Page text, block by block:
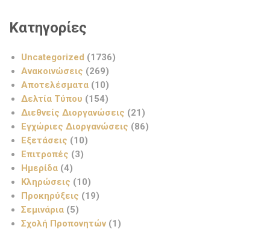
Κατηγορίες
Uncategorized (1736)
Ανακοινώσεις (269)
Αποτελέσματα (10)
Δελτία Τύπου (154)
Διεθνείς Διοργανώσεις (21)
Εγχώριες Διοργανώσεις (86)
Εξετάσεις (10)
Επιτροπές (3)
Ημερίδα (4)
Κληρώσεις (10)
Προκηρύξεις (19)
Σεμινάρια (5)
Σχολή Προπονητών (1)